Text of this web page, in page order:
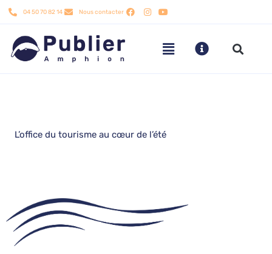
Aller
contenu
04 50 70 82 14 Nous contacter
L’office du tourisme au cœur de l’été